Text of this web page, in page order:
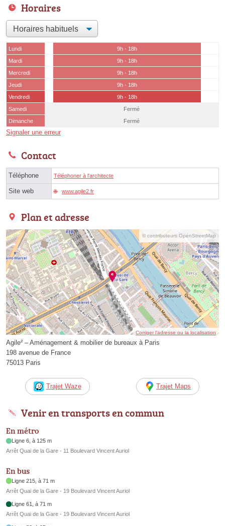
Horaires
Lundi
9h - 18h
Mardi
9h - 18h
Mercredi
9h - 18h
Jeudi
9h - 18h
Vendredi
9h - 18h
Samedi
Fermé
Dimanche
Fermé
Signaler une erreur
Contact
Téléphone Téléphoner à l'architecte
Site web www.agile2.fr
Plan et adresse
© contributeurs OpenStreetMap
Corriger l’adresse ou la localisation
Agile² – Aménagement & mobilier de bureaux à Paris
198 avenue de France
75013 Paris
Trajet Waze Trajet Maps
Venir en transports en commun
En métro
Ligne 6, à 125 m
Arrêt Quai de la Gare - 11 Boulevard Vincent Auriol
En bus
Ligne 215, à 71 m
Arrêt Quai de la Gare - 19 Boulevard Vincent Auriol
Ligne 61, à 71 m
Arrêt Quai de la Gare - 19 Boulevard Vincent Auriol